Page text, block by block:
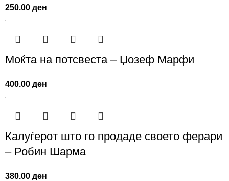
250.00ден
Моќта на потсвеста – Џозеф Марфи
400.00ден
Калуѓерот што го продаде своето ферари
– Робин Шарма
380.00ден